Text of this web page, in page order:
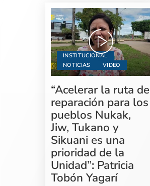
INSTITUCIONAL
NOTICIAS
VIDEO
“Acelerar la ruta de
reparación para los
pueblos Nukak,
Jiw, Tukano y
Sikuani es una
prioridad de la
Unidad”: Patricia
Tobón Yagarí